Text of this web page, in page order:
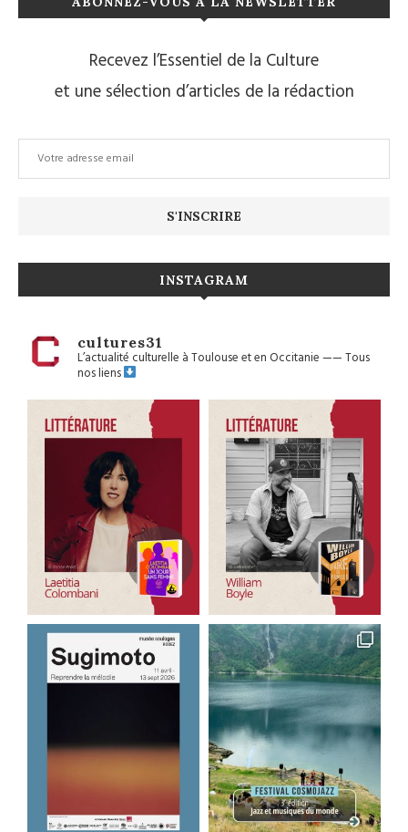
Recevez l’Essentiel de la Culture
et une sélection d’articles de la rédaction
INSTAGRAM
cultures31
L’actualité culturelle à Toulouse et en Occitanie——Tous
nos liens